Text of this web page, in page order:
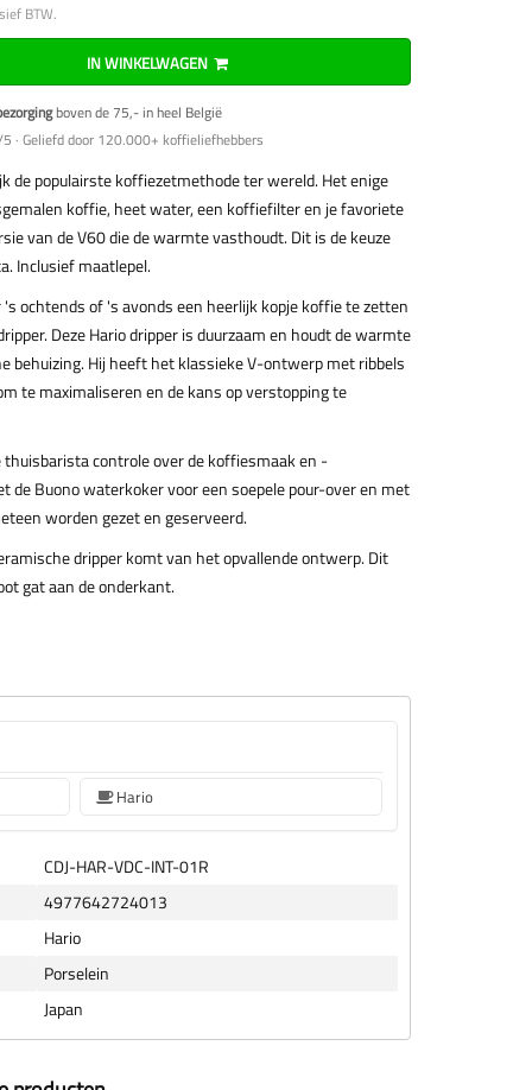
BTW.
IN WINKELWAGEN
boven de 75,- in heel België
· Geliefd door 120.000+ koffieliefhebbers
de populairste koffiezetmethode ter wereld. Het enige
koffie, heet water, een koffiefilter en je favoriete
van de V60 die de warmte vasthoudt. Dit is de keuze
Inclusief maatlepel.
ochtends of 's avonds een heerlijk kopje koffie te zetten
Deze Hario dripper is duurzaam en houdt de warmte
behuizing. Hij heeft het klassieke V-ontwerp met ribbels
te maximaliseren en de kans op verstopping te
controle over de koffiesmaak en -
de Buono waterkoker voor een soepele pour-over en met
worden gezet en geserveerd.
dripper komt van het opvallende ontwerp. Dit
gat aan de onderkant.
Hario
CDJ-HAR-VDC-INT-01R
4977642724013
Hario
Porselein
Japan